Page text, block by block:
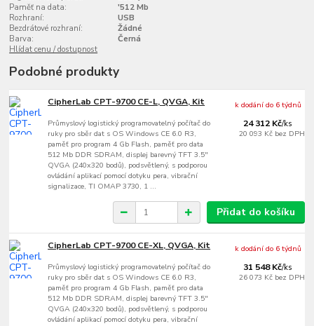
Paměť na data:
'512 Mb
Rozhraní:
USB
Bezdrátové rozhraní:
Žádné
Barva:
Černá
Hlídat cenu / dostupnost
Podobné produkty
CipherLab CPT-9700 CE-L, QVGA, Kit
Průmyslový logistický programovatelný počítač do
ruky pro sběr dat s OS Windows CE 6.0 R3,
paměť pro program 4 Gb Flash, paměť pro data
512 Mb DDR SDRAM, displej barevný TFT 3.5"
QVGA (240x320 bodů), podsvětlený, s podporou
ovládání aplikací pomocí dotyku pera, vibrační
signalizace, TI OMAP 3730, 1 ...
24 312 Kč/ks
20 093 Kč bez DPH
k dodání do 6 týdnů
Přidat do košíku
CipherLab CPT-9700 CE-XL, QVGA, Kit
Průmyslový logistický programovatelný počítač do
ruky pro sběr dat s OS Windows CE 6.0 R3,
paměť pro program 4 Gb Flash, paměť pro data
512 Mb DDR SDRAM, displej barevný TFT 3.5"
QVGA (240x320 bodů), podsvětlený, s podporou
ovládání aplikací pomocí dotyku pera, vibrační
31 548 Kč/ks
26 073 Kč bez DPH
k dodání do 6 týdnů